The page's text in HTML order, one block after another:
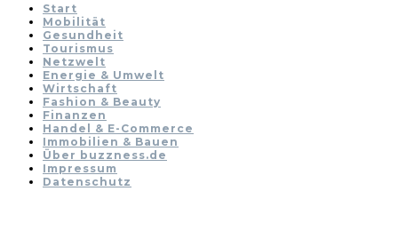
Start
Mobilität
Gesundheit
Tourismus
Netzwelt
Energie & Umwelt
Wirtschaft
Fashion & Beauty
Finanzen
Handel & E-Commerce
Immobilien & Bauen
Über buzzness.de
Impressum
Datenschutz